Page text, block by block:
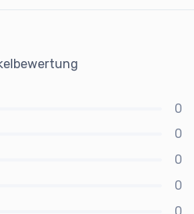
0
0
0
0